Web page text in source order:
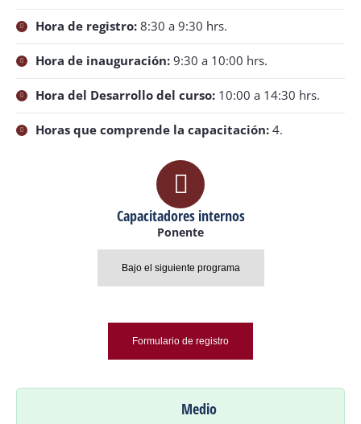
Hora de registro: 8:30 a 9:30 hrs.
Hora de inauguración: 9:30 a 10:00 hrs.
Hora del Desarrollo del curso: 10:00 a 14:30 hrs.
Horas que comprende la capacitación: 4.
Capacitadores internos
Ponente
Bajo el siguiente programa
Formulario de registro
Medio